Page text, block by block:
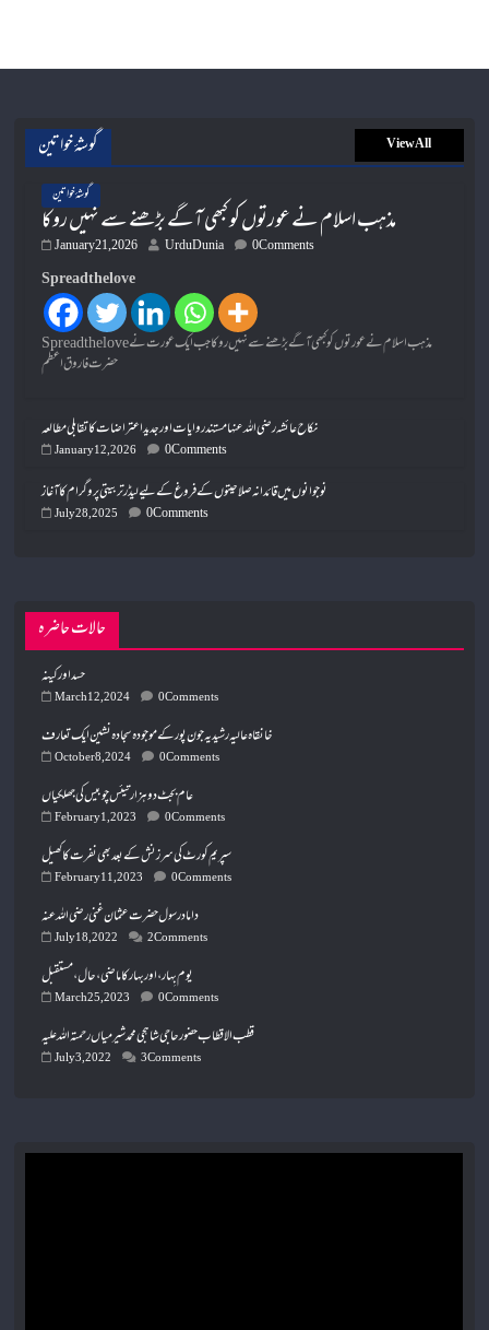
گوشۂ خواتین View All
گوشۂ خواتین
مذہب اسلام نے عورتوں کو کبھی آگے بڑھنے سے نہیں روکا
January 21, 2026 UrduDunia 0 Comments
Spread the love
Spread the loveمذہب اسلام نے عورتوں کو کبھی آگے بڑھنے سے نہیں روکا جب ایک عورت نے
حضرت فاروق اعظم
نکاح عائشہ رضی اللہ عنہا مستند روایات اور جدید اعتراضات کا تقابلی مطالعہ
January 12, 2026 0 Comments
نوجوانوں میں قائدانہ صلاحیتوں کے فروغ کے لیے لیڈر تربیتی پروگرام کا آغاز
July 28, 2025 0 Comments
حالات حاضرہ
حسد اور کینہ
March 12, 2024 0 Comments
خانقاہ عالیہ رشیدیہ جون پور کے موجودہ سجادہ نشین ایک تعارف
October 8, 2024 0 Comments
عام بجٹ دو ہزار تیئس چوبیس کی جھلکیاں
February 1, 2023 0 Comments
سپریم کورٹ کی سرزنش کے بعد بھی نفرت کا کھیل
February 11, 2023 0 Comments
داماد رسول حضرت عثمان غنی رضی اللہ عنہ
July 18, 2022 2 Comments
March 25, 2023 0 Comments
قطب الاقطاب حضورحاجی شاہجی محمد شیر میاں رحمتہ الله علیہ
July 3, 2022 3 Comments